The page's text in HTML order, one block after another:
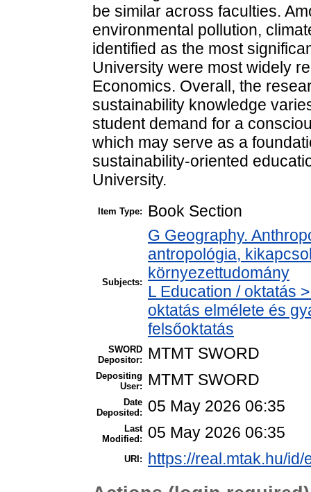
be similar across faculties.
environmental pollution,
identified as the most
University were most widely
Economics. Overall, the
sustainability knowledge
student demand for a
which may serve as a
sustainability-oriented
University.
Item Type: Book Section
Subjects:
G Geography.
antropológia,
környezettudomány
L Education / oktatás
oktatás elmélete és
felsőoktatás
SWORD
Depositor:
MTMT SWORD
Depositing
User:
MTMT SWORD
Date
Deposited:
05 May 2026 06:35
Last
Modified:
05 May 2026 06:35
URI: https://real.mtak.hu/id/